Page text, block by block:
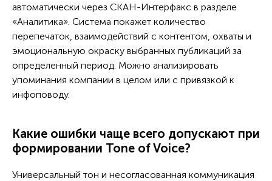
автоматически через СКАН-Интерфакс в разделе
«Аналитика». Система покажет количество
перепечаток, взаимодействий с контентом, охваты и
эмоциональную окраску выбранных публикаций за
определенный период. Можно анализировать
упоминания компании в целом или с привязкой к
инфоповоду.
Какие ошибки чаще всего допускают при
формировании Tone of Voice?
Универсальный тон и несогласованная коммуникация